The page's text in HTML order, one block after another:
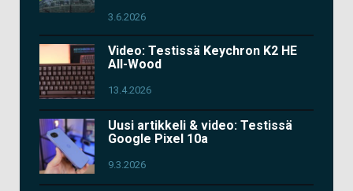
3.6.2026
Video: Testissä Keychron K2 HE
All-Wood
13.4.2026
Uusi artikkeli & video: Testissä
Google Pixel 10a
9.3.2026